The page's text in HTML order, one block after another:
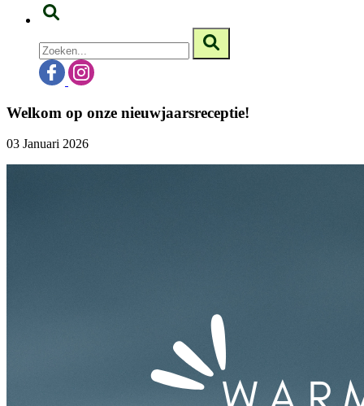
Welkom op onze nieuwjaarsreceptie!
03 Januari 2026